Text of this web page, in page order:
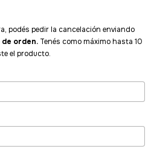
podés pedir la cancelación enviando
de orden. Tenés como máximo hasta 10
el producto.